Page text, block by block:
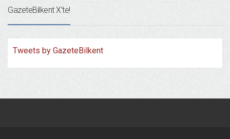
GazeteBilkent X’te!
Tweets by GazeteBilkent